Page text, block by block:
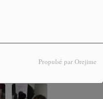
Propulsé par Orejime